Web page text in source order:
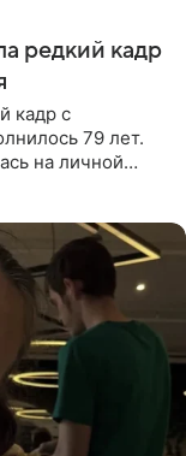
редкий кадр
кадр с
79 лет.
на личной